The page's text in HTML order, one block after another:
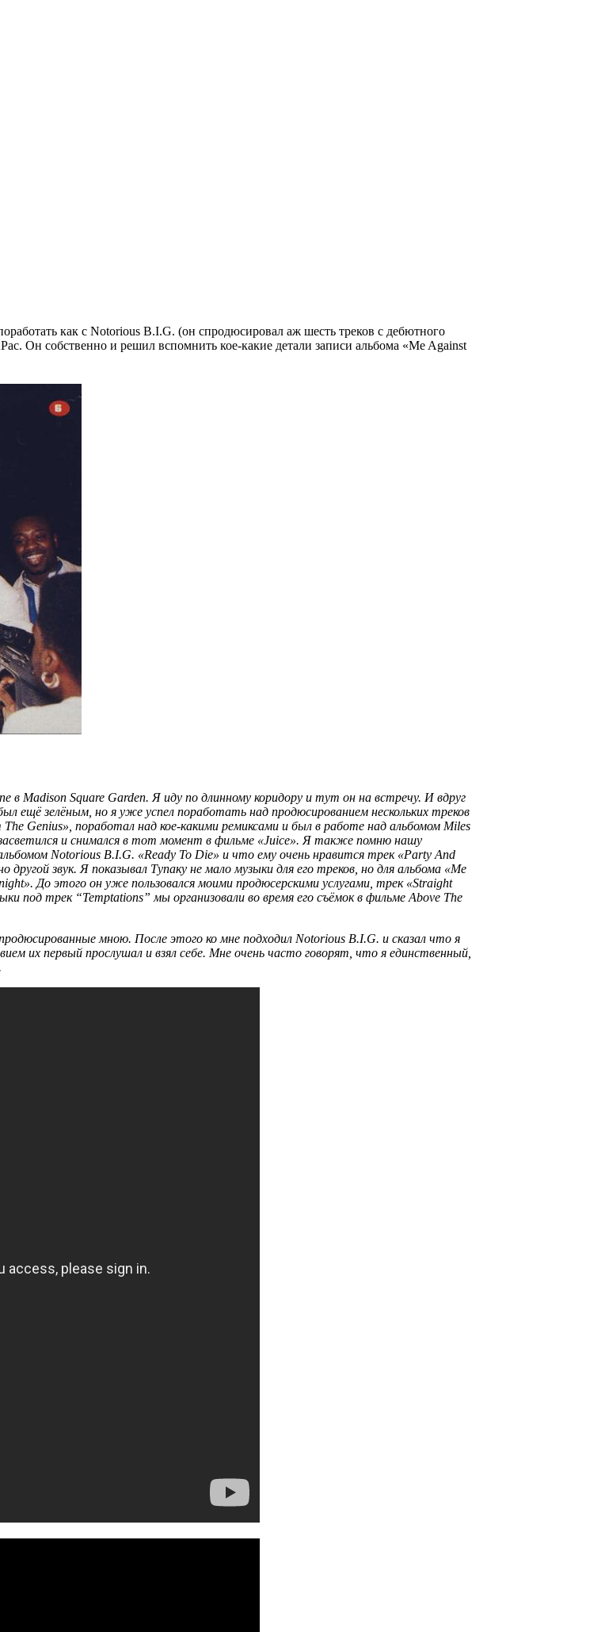
как с Notorious B.I.G. (он спродюсировал аж шесть треков с дебютного
. Он собственно и решил вспомнить кое-какие детали записи альбома «Me Against
в Madison Square Garden. Я иду по длинному коридору и тут он на встречу. И вдруг
зелёным, но я уже успел поработать над продюсированием нескольких треков
The Genius», поработал над кое-какими ремиксами и был в работе над альбомом Miles
и снимался в тот момент в фильме «Juice». Я также помню нашу
Notorious B.I.G. «Ready To Die» и что ему очень нравится трек «Party And
звук. Я показывал Тупаку не мало музыки для его треков, но для альбома «Me
. До этого он уже пользовался моими продюсерскими услугами, трек «Straight
под трек “Temptations” мы организовали во время его съёмок в фильмеAbove The
мною. После этого ко мне подходил Notorious B.I.G. и сказал что я
их первый прослушал и взял себе. Мне очень часто говорят, что я единственный,